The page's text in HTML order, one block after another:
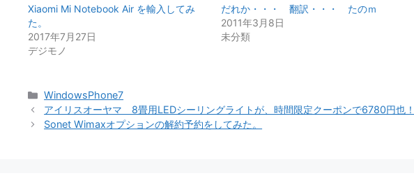
Xiaomi Mi Notebook Air を輸入してみ
た。
2017年7月27日
デジモノ
だれか・・・ 翻訳・・・ たのｍ
2011年3月8日
未分類
カ
テ
ゴ
WindowsPhone7
アイリスオーヤマ 8畳用LEDシーリングライトが、時間限定クーポンで6780円也！
Sonet Wimaxオプションの解約予約をしてみた。